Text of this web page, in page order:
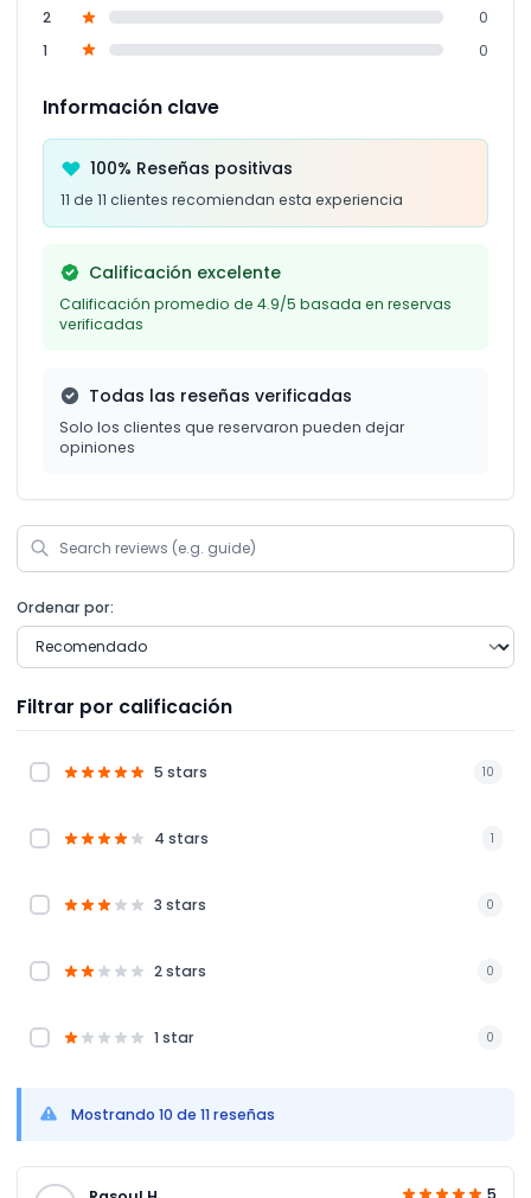
2
0
1
0
Información clave
100% Reseñas positivas
11 de 11 clientes recomiendan esta experiencia
Calificación excelente
Calificación promedio de 4.9/5 basada en reservas
verificadas
Todas las reseñas verificadas
Solo los clientes que reservaron pueden dejar
opiniones
Ordenar por:
Filtrar por calificación
5 stars 10
4 stars 1
3 stars 0
2 stars 0
1 star 0
Mostrando 10 de 11 reseñas
5